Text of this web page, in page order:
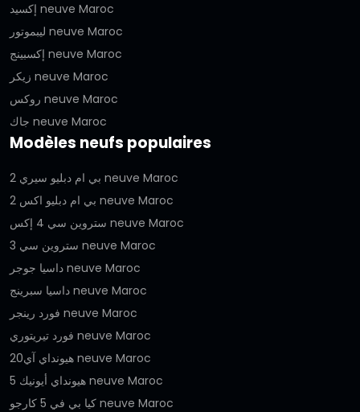
إكسيد neuve Maroc
ليبموتور neuve Maroc
إكسبينج neuve Maroc
زيكر neuve Maroc
روكس neuve Maroc
جاك neuve Maroc
Modèles neufs populaires
بي ام دبليو سيري 2 neuve Maroc
بي ام دبليو اكس 2 neuve Maroc
ستروين سي 4 إكس neuve Maroc
ستروين سي 3 neuve Maroc
داسيا جوجر neuve Maroc
داسيا سبرينج neuve Maroc
فورد رينجر neuve Maroc
فورد تيريتوري neuve Maroc
هيونداي آي20 neuve Maroc
هيونداي أيونيك 5 neuve Maroc
كيا بي في 5 كارجو neuve Maroc